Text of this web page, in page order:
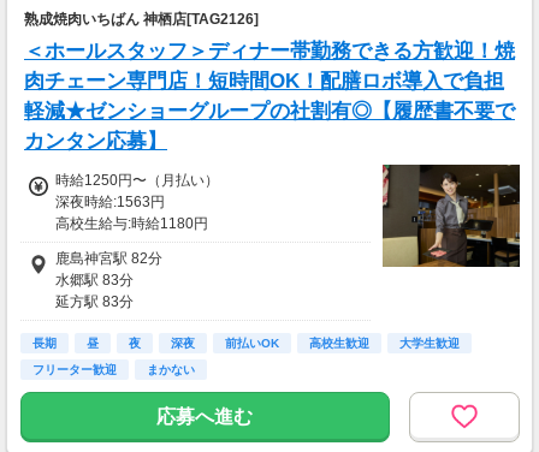
熟成焼肉いちばん 神栖店[TAG2126]
＜ホールスタッフ＞ディナー帯勤務できる方歓迎！焼
肉チェーン専門店！短時間OK！配膳ロボ導入で負担
軽減★ゼンショーグループの社割有◎【履歴書不要で
カンタン応募】
時給1250円〜（月払い）
深夜時給:1563円
高校生給与:時給1180円
■一般：時給1250円〜
■22時以降：時給1563円〜
■高校生(18歳未満)：時給1180円〜
早朝(5〜8時)手当：時給100円UP、土日祝：時
※頑張り次第で時給UPします！
※交通費規定支給
交通費一部支給
鹿島神宮駅 82分
水郷駅 83分
延方駅 83分
小見川駅 93分
十二橋駅 102分
長期 昼 夜 深夜 前払いOK 高校生歓迎
大学生歓迎
フリーター歓迎
まかない
応募へ進む